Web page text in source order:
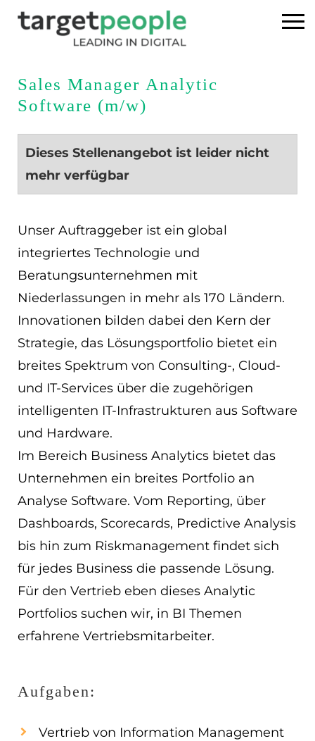
Executive Search
Referenzen
News
DE
ES
Navigation schließen
Sales Manager Analytic
Software (m/w)
Dieses Stellenangebot ist leider nicht
mehr verfügbar
Unser Auftraggeber ist ein global
integriertes Technologie und
Beratungsunternehmen mit
Niederlassungen in mehr als 170 Ländern.
Innovationen bilden dabei den Kern der
Strategie, das Lösungsportfolio bietet ein
breites Spektrum von Consulting-, Cloud-
und IT-Services über die zugehörigen
intelligenten IT-Infrastrukturen aus Software
und Hardware.
Im Bereich Business Analytics bietet das
Unternehmen ein breites Portfolio an
Analyse Software. Vom Reporting, über
Dashboards, Scorecards, Predictive Analysis
bis hin zum Riskmanagement findet sich
für jedes Business die passende Lösung.
Für den Vertrieb eben dieses Analytic
Portfolios suchen wir, in BI Themen
erfahrene Vertriebsmitarbeiter.
Aufgaben:
Vertrieb von Information Management